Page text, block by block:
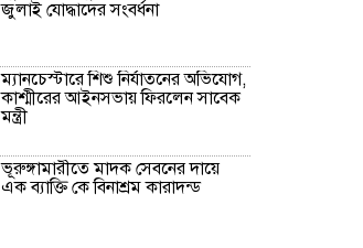
জুলাই যোদ্ধাদের সংবর্ধনা
ম্যানচেস্টারে শিশু নির্যাতনের অভিযোগ,
কাশ্মীরের আইনসভায় ফিরলেন সাবেক
মন্ত্রী
ভূরুঙ্গামারীতে মাদক সেবনের দায়ে
এক ব্যাক্তি কে বিনাশ্রম কারাদন্ড